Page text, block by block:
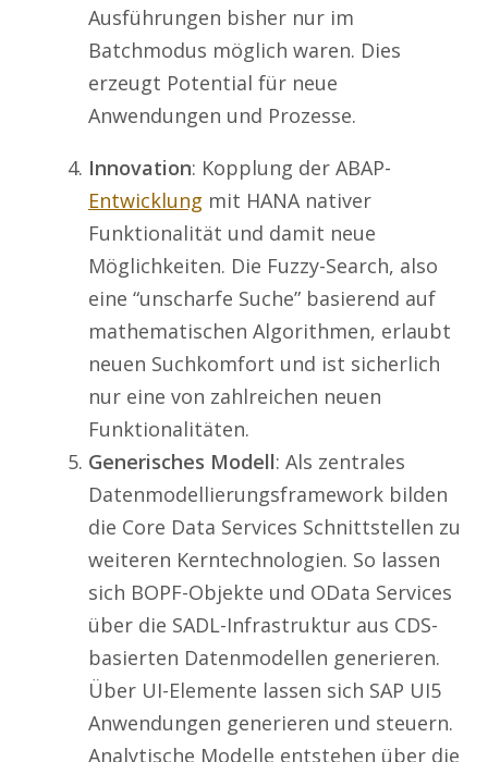
Ausführungen bisher nur im
Batchmodus möglich waren. Dies
erzeugt Potential für neue
Anwendungen und Prozesse.
Innovation: Kopplung der ABAP-
Entwicklung mit HANA nativer
Funktionalität und damit neue
Möglichkeiten. Die Fuzzy-Search, also
eine “unscharfe Suche” basierend auf
mathematischen Algorithmen, erlaubt
neuen Suchkomfort und ist sicherlich
nur eine von zahlreichen neuen
Funktionalitäten.
Generisches Modell: Als zentrales
Datenmodellierungsframework bilden
die Core Data Services Schnittstellen zu
weiteren Kerntechnologien. So lassen
sich BOPF-Objekte und OData Services
über die SADL-Infrastruktur aus CDS-
basierten Datenmodellen generieren.
Über UI-Elemente lassen sich SAP UI5
Anwendungen generieren und steuern.
Analytische Modelle entstehen über die